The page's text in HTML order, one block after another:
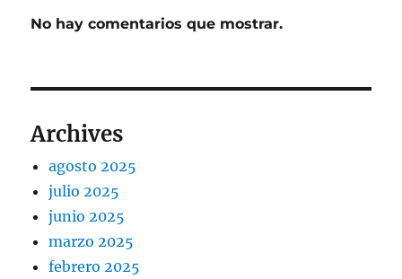
No hay comentarios que mostrar.
Archives
agosto 2025
julio 2025
junio 2025
marzo 2025
febrero 2025